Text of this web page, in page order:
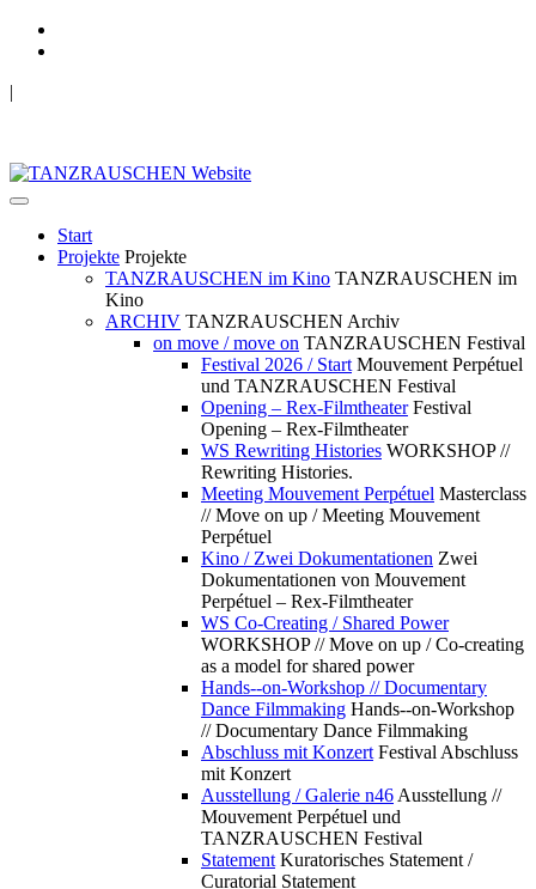
|
Start
Projekte Projekte
TANZRAUSCHEN im Kino TANZRAUSCHEN im
Kino
ARCHIV TANZRAUSCHEN Archiv
on move / move on TANZRAUSCHEN Festival
Festival 2026 / Start Mouvement Perpétuel
und TANZRAUSCHEN Festival
Opening – Rex-Filmtheater Festival
Opening – Rex-Filmtheater
WS Rewriting Histories WORKSHOP //
Rewriting Histories.
Meeting Mouvement Perpétuel Masterclass
// Move on up / Meeting Mouvement
Perpétuel
Kino / Zwei Dokumentationen Zwei
Dokumentationen von Mouvement
Perpétuel – Rex-Filmtheater
WS Co-Creating / Shared Power
WORKSHOP // Move on up / Co-creating
as a model for shared power
Hands--on-Workshop // Documentary
Dance Filmmaking Hands--on-Workshop
// Documentary Dance Filmmaking
Abschluss mit Konzert Festival Abschluss
mit Konzert
Ausstellung / Galerie n46 Ausstellung //
Mouvement Perpétuel und
TANZRAUSCHEN Festival
Statement Kuratorisches Statement /
Curatorial Statement